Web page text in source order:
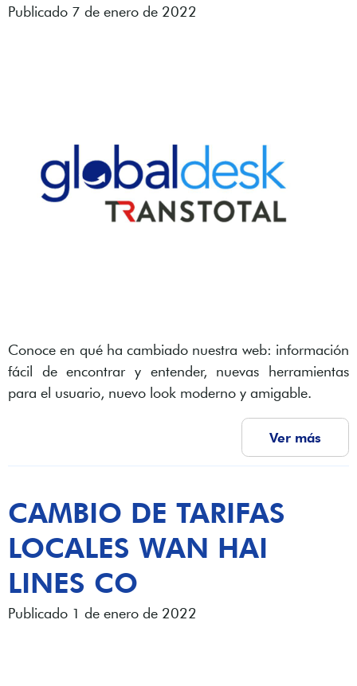
Publicado 7 de enero de 2022
Conoce en qué ha cambiado nuestra web: información
fácil de encontrar y entender, nuevas herramientas
para el usuario, nuevo look moderno y amigable.
Ver más
CAMBIO DE TARIFAS
LOCALES WAN HAI
LINES CO
Publicado 1 de enero de 2022